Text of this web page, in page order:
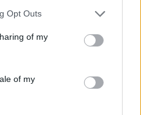
Opt Outs
of my
of my